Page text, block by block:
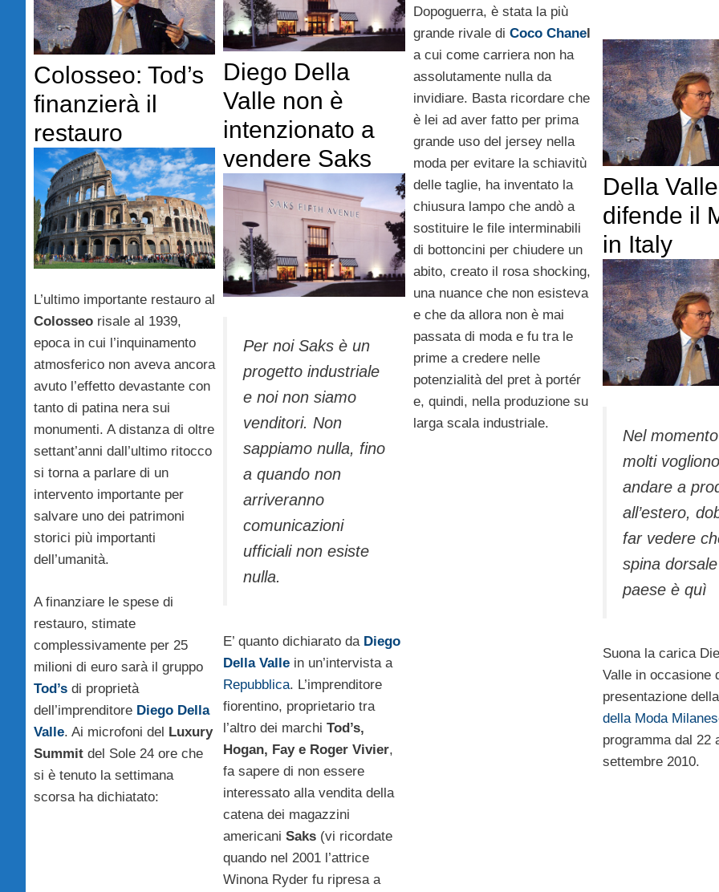
Dopoguerra, è stata la più
grande rivale di Coco Chanel
a cui come carriera non ha
assolutamente nulla da
invidiare. Basta ricordare che
è lei ad aver fatto per prima
grande uso del jersey nella
moda per evitare la schiavitù
delle taglie, ha inventato la
chiusura lampo che andò a
sostituire le file interminabili
di bottoncini per chiudere un
abito, creato il rosa shocking,
una nuance che non esisteva
e che da allora non è mai
passata di moda e fu tra le
prime a credere nelle
potenzialità del pret à portér
e, quindi, nella produzione su
larga scala industriale.
Colosseo: Tod’s
finanzierà il
restauro
L’ultimo importante restauro al
Colosseo risale al 1939,
epoca in cui l’inquinamento
atmosferico non aveva ancora
avuto l’effetto devastante con
tanto di patina nera sui
monumenti. A distanza di oltre
settant’anni dall’ultimo ritocco
si torna a parlare di un
intervento importante per
salvare uno dei patrimoni
storici più importanti
dell’umanità.
A finanziare le spese di
restauro, stimate
complessivamente per 25
milioni di euro sarà il gruppo
Tod’s di proprietà
dell’imprenditore Diego Della
Valle. Ai microfoni del Luxury
Summit del Sole 24 ore che
si è tenuto la settimana
scorsa ha dichiatato:
Diego Della
Valle non è
intenzionato a
vendere Saks
Per noi Saks è un
progetto industriale
e noi non siamo
venditori. Non
sappiamo nulla, fino
a quando non
arriveranno
comunicazioni
ufficiali non esiste
nulla.
E’ quanto dichiarato da Diego
Della Valle in un’intervista a
Repubblica. L’imprenditore
fiorentino, proprietario tra
l’altro dei marchiTod’s,
Hogan, Fay e Roger Vivier,
fa sapere di non essere
interessato alla vendita della
catena dei magazzini
americaniSaks (vi ricordate
quando nel 2001 l’attrice
Winona Ryder fu ripresa a
Della Valle
difende il
in Italy
Nel
molti vogliono
andare a
all’estero,
far vedere
spina
paese è quì
Suona la carica
Valle in occasione
presentazione
della Moda
programma dal 22
settembre 2010.